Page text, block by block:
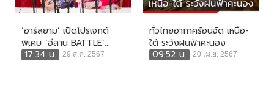
‘อาร์สยาม’ เปิดโปรเจกต์
พิเศษ ‘อีสาน BATTLE’...
17:34 น.
29 ส.ค. 2567
ทั่วไทยอากาศร้อนจัด เหนือ-
ใต้ ระวังฝนฟ้าคะนอง
09:52 น.
20 เม.ย. 2567